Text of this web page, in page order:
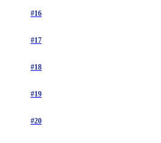
#16
#17
#18
#19
#20